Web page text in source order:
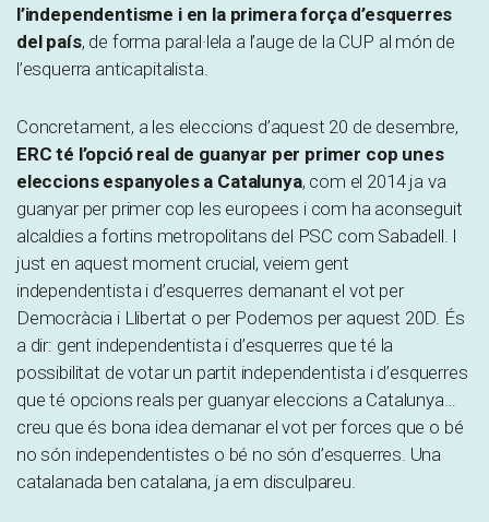
l’independentisme i en la primera força d’esquerres
del país, de forma paral·lela a l’auge de la CUP al món de
l’esquerra anticapitalista.
Concretament, a les eleccions d’aquest 20 de desembre,
ERC té l’opció real de guanyar per primer cop unes
eleccions espanyoles a Catalunya, com el 2014 ja va
guanyar per primer cop les europees i com ha aconseguit
alcaldies a fortins metropolitans del PSC com Sabadell. I
just en aquest moment crucial, veiem gent
independentista i d’esquerres demanant el vot per
Democràcia i Llibertat o per Podemos per aquest 20D. És
a dir: gent independentista i d’esquerres que té la
possibilitat de votar un partit independentista i d’esquerres
que té opcions reals per guanyar eleccions a Catalunya…
creu que és bona idea demanar el vot per forces que o bé
no són independentistes o bé no són d’esquerres. Una
catalanada ben catalana, ja em disculpareu.